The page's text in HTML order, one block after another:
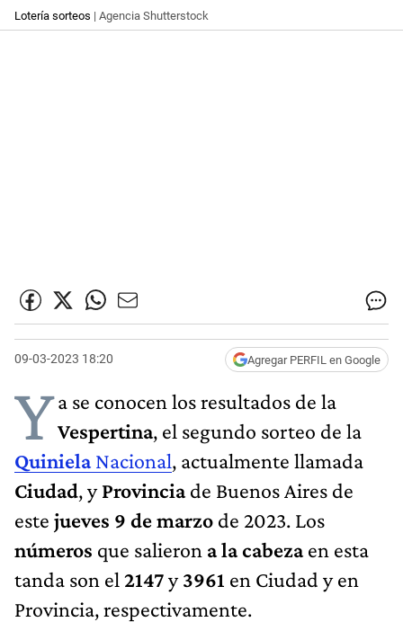
Lotería sorteos | Agencia Shutterstock
09-03-2023 18:20 Agregar PERFIL en Google
Ya se conocen los resultados de la
Vespertina, el segundo sorteo de la
QuinielaNacional, actualmente llamada
Ciudad, yProvinciade Buenos Aires de
este jueves 9 de marzo de 2023. Los
números que salieron a la cabezaen esta
tanda son el 2147y3961 en Ciudad y en
Provincia, respectivamente.